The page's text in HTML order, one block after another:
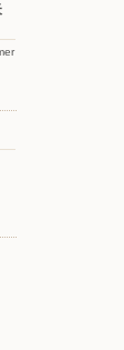
1 エイム平